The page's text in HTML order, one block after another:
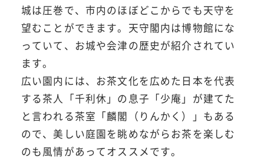
城は圧巻で、市内のほぼどこからでも天守を
望むことができます。天守閣内は博物館にな
っていて、お城や会津の歴史が紹介されてい
ます。
広い園内には、お茶文化を広めた日本を代表
する茶人「千利休」の息子「少庵」が建てた
と言われる茶室「麟閣（りんかく）」もある
ので、美しい庭園を眺めながらお茶を楽しむ
のも風情があってオススメです。